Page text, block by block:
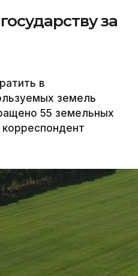
за
в
земель
55 земельных